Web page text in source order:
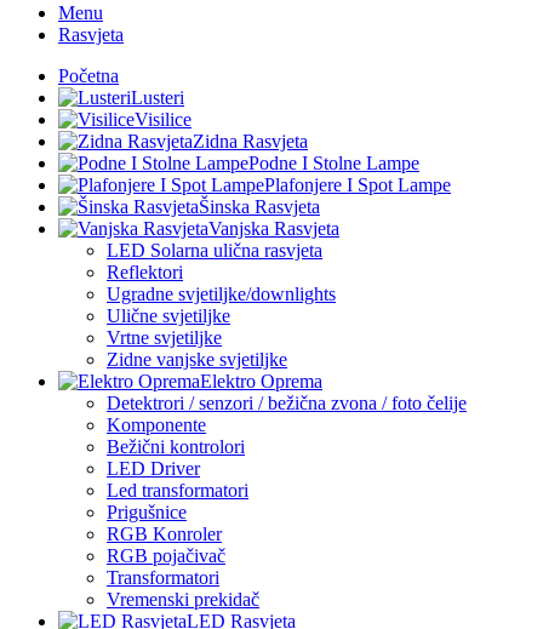
Menu
Rasvjeta
Početna
Lusteri
Visilice
Zidna Rasvjeta
Podne I Stolne Lampe
Plafonjere I Spot Lampe
Šinska Rasvjeta
Vanjska Rasvjeta
LED Solarna ulična rasvjeta
Reflektori
Ugradne svjetiljke/downlights
Ulične svjetiljke
Vrtne svjetiljke
Zidne vanjske svjetiljke
Elektro Oprema
Detektrori / senzori / bežična zvona / foto čelije
Komponente
Bežični kontrolori
LED Driver
Led transformatori
Prigušnice
RGB Konroler
RGB pojačivač
Transformatori
Vremenski prekidač
LED Rasvjeta